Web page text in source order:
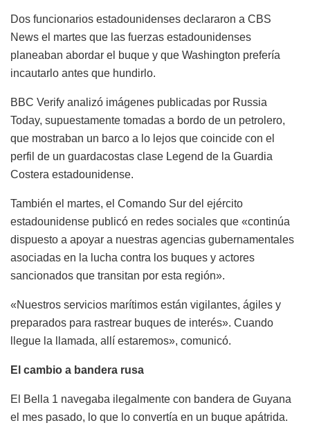
Dos funcionarios estadounidenses declararon a CBS
News el martes que las fuerzas estadounidenses
planeaban abordar el buque y que Washington prefería
incautarlo antes que hundirlo.
BBC Verify analizó imágenes publicadas por Russia
Today, supuestamente tomadas a bordo de un petrolero,
que mostraban un barco a lo lejos que coincide con el
perfil de un guardacostas clase Legend de la Guardia
Costera estadounidense.
También el martes, el Comando Sur del ejército
estadounidense publicó en redes sociales que «continúa
dispuesto a apoyar a nuestras agencias gubernamentales
asociadas en la lucha contra los buques y actores
sancionados que transitan por esta región».
«Nuestros servicios marítimos están vigilantes, ágiles y
preparados para rastrear buques de interés». Cuando
llegue la llamada, allí estaremos», comunicó.
El cambio a bandera rusa
El Bella 1 navegaba ilegalmente con bandera de Guyana
el mes pasado, lo que lo convertía en un buque apátrida.